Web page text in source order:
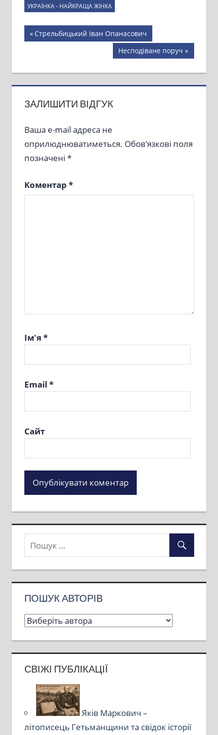
УКРАЇНКА - НАЙКРАЩА ЖІНКА
Навігація
Previous
Post:
Стрельбицький Іван Опанасович
Next
Post:
Несподіване поруч
ЗАЛИШИТИ ВІДГУК
Ваша e-mail адреса не
оприлюднюватиметься. Обов’язкові поля
позначені *
Коментар *
Ім'я *
Email *
Сайт
ПОШУК АВТОРІВ
СВІЖІ ПУБЛІКАЦІЇ
Яків Маркович –
літописець Гетьманщини та свідок історії